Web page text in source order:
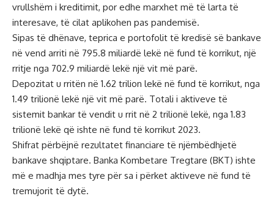
vrullshëm i kreditimit, por edhe marxhet më të larta të
interesave, të cilat aplikohen pas pandemisë.
Sipas të dhënave, teprica e portofolit të kredisë së bankave
në vend arriti në 795.8 miliardë lekë në fund të korrikut, një
rritje nga 702.9 miliardë lekë një vit më parë.
Depozitat u rritën në 1.62 trilion lekë në fund të korrikut, nga
1.49 trilionë lekë një vit më parë. Totali i aktiveve të
sistemit bankar të vendit u rrit në 2 trilionë lekë, nga 1.83
trilionë lekë që ishte në fund të korrikut 2023.
Shifrat përbëjnë rezultatet financiare të njëmbëdhjetë
bankave shqiptare. Banka Kombetare Tregtare (BKT) ishte
më e madhja mes tyre për sa i përket aktiveve në fund të
tremujorit të dytë.